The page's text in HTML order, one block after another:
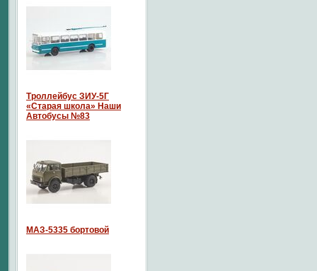
Троллейбус ЗИУ-5Г
«Старая школа» Наши
Автобусы №83
МАЗ-5335 бортовой